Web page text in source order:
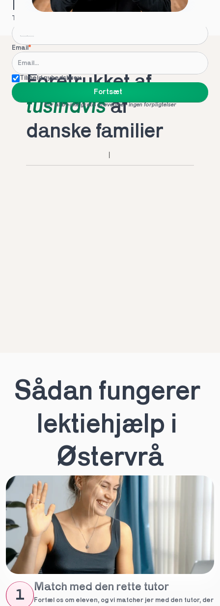
Hvordan kontakter vi dig?
Telefon
Email*
Tilmeld nyhedsbrev
Fortsæt
For at booke gratis prøvetime - ingen forpligtelser
Foretrukket af
tusindvis af
danske familier
Sådan fungerer
lektiehjælp i
Østervrå
1
Match med den rette tutor
Fortæl os om eleven, og vi matcher jer med den tutor, der